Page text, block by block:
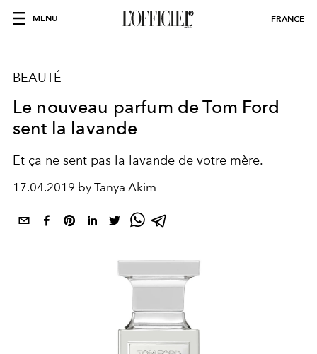
MENU FRANCE
BEAUTÉ
Le nouveau parfum de Tom Ford
sent la lavande
Et ça ne sent pas la lavande de votre mère.
17.04.2019 by Tanya Akim